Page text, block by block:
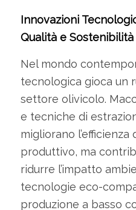
Innovazioni
Qualità e Sostenibilità
Nel mondo
tecnologica gioca un
settore olivicolo.
e tecniche di
migliorano l’efficienza
produttivo, ma
ridurre l’impatto
tecnologie eco-
produzione a basso